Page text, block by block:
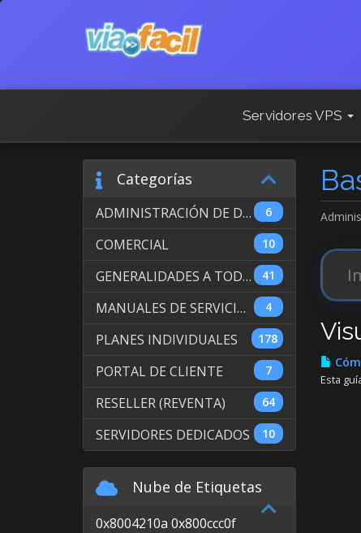
Servidores VPS
Categorías
6
ADMINISTRACIÓN DE DOMINIOS INTERNACIONALES
10
COMERCIAL
41
GENERALIDADES A TODOS LOS SERVICIOS
4
MANUALES DE SERVICIO DE WEB HOSTING
178
PLANES INDIVIDUALES
7
PORTAL DE CLIENTE
64
RESELLER (REVENTA)
10
SERVIDORES DEDICADOS
Esta
Nube de Etiquetas
0x8004210a 0x800ccc0f